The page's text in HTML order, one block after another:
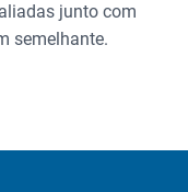
junto com
semelhante.